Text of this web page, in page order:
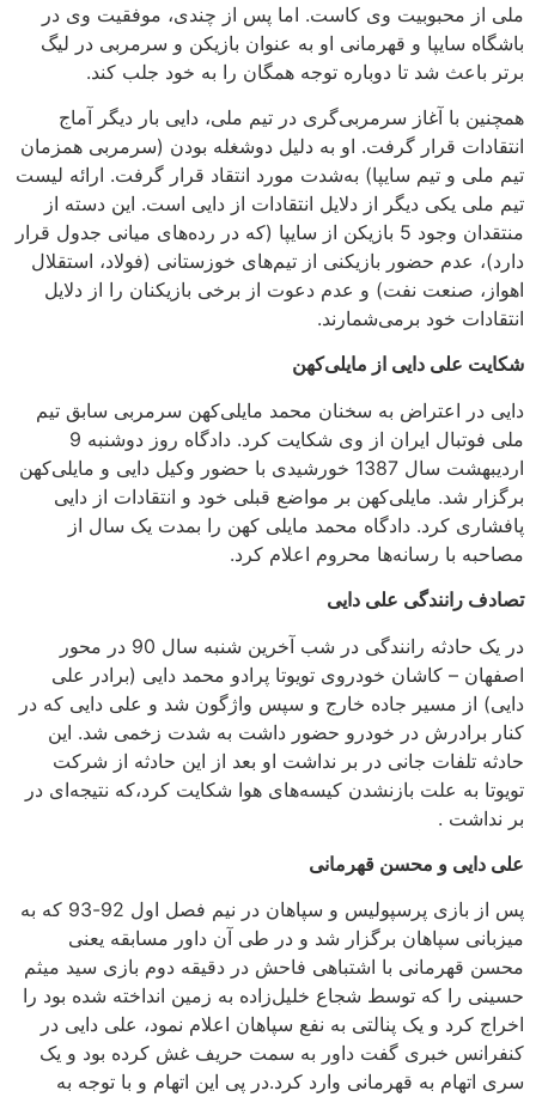
ملی از محبوبیت وی کاست. اما پس از چندی، موفقیت وی در
باشگاه سایپا و قهرمانی او به عنوان بازیکن و سرمربی در لیگ
برتر باعث شد تا دوباره توجه همگان را به خود جلب کند.
همچنین با آغاز سرمربی‌گری در تیم ملی، دایی بار دیگر آماج
انتقادات قرار گرفت. او به دلیل دوشغله بودن (سرمربی همزمان
تیم ملی و تیم سایپا) به‌شدت مورد انتقاد قرار گرفت. ارائه لیست
تیم ملی یکی دیگر از دلایل انتقادات از دایی است. این دسته از
منتقدان وجود 5 بازیکن از سایپا (که در رده‌های میانی جدول قرار
دارد)، عدم حضور بازیکنی از تیم‌های خوزستانی (فولاد، استقلال
اهواز، صنعت نفت) و عدم دعوت از برخی بازیکنان را از دلایل
انتقادات خود برمی‌شمارند.
شکایت علی دایی از مایلی‌کهن
دایی در اعتراض به سخنان محمد مایلی‌کهن سرمربی سابق تیم
ملی فوتبال ایران از وی شکایت کرد. دادگاه روز دوشنبه 9
اردیبهشت سال 1387 خورشیدی با حضور وکیل دایی و مایلی‌کهن
بر‌گزار شد. مایلی‌کهن بر مواضع قبلی خود و انتقادات از دایی
پافشاری کرد. دادگاه محمد مایلی کهن را بمدت یک سال از
مصاحبه با رسانه‌ها محروم اعلام کرد.
تصادف رانندگی علی دایی
در یک حادثه رانندگی در شب آخرین شنبه سال 90 در محور
اصفهان – کاشان خودروی تویوتا پرادو محمد دایی (برادر علی
دایی) از مسیر جاده خارج و سپس واژگون شد و علی دایی که در
کنار برادرش در خودرو حضور داشت به شدت زخمی شد. این
حادثه تلفات جانی در بر نداشت او بعد از این حادثه از شرکت
تویوتا به علت بازنشدن کیسه‌های هوا شکایت کرد،که نتیجه‌ای در
بر نداشت .
علی دایی و محسن قهرمانی
پس از بازی پرسپولیس و سپاهان در نیم فصل اول 92-93 که به
میزبانی سپاهان بر‌گزار شد و در طی آن داور مسابقه یعنی
محسن قهرمانی با اشتباهی فاحش در دقیقه دوم بازی سید میثم
حسینی را که توسط شجاع خلیل‌زاده به زمین انداخته شده بود را
اخراج کرد و یک پنالتی به نفع سپاهان اعلام نمود، علی دایی در
کنفرانس خبری گفت داور به سمت حریف غش کرده بود و یک
سری اتهام به قهرمانی وارد کرد.در پی این اتهام و با توجه به